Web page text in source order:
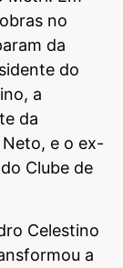
no
da
do
a
da
e o ex-
Clube de
Celestino
a